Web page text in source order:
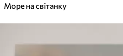
Море на світанку